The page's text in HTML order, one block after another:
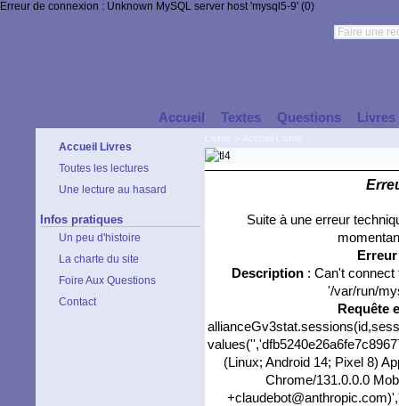
Erreur de connexion : Unknown MySQL server host 'mysql5-9' (0)
Accueil Textes Questions Livres
Accueil Livres
Toutes les lectures
Une lecture au hasard
Infos pratiques
Un peu d'histoire
La charte du site
Foire Aux Questions
Contact
Suite à une erreur
Description: Can't connect
'/var/run/
Requête
(Linux; Android 14; Pixel 8)
Chrome/131.0.0.0